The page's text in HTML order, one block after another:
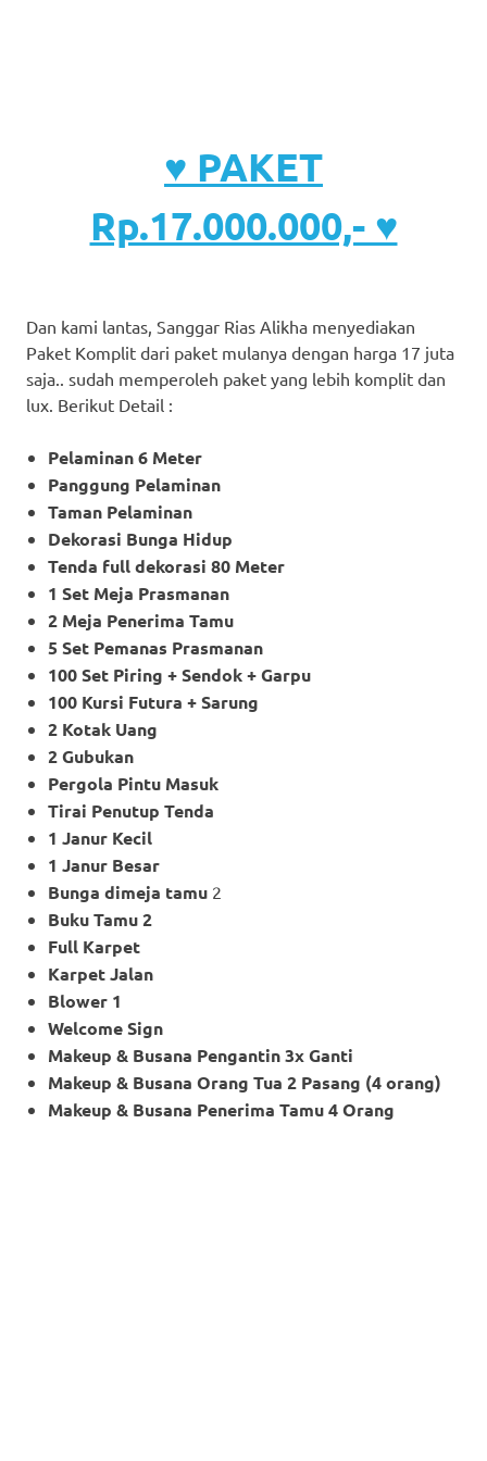
♥ PAKET
Rp.17.000.000,- ♥
Dan kami lantas, Sanggar Rias Alikha menyediakan
Paket Komplit dari paket mulanya dengan harga 17 juta
saja.. sudah memperoleh paket yang lebih komplit dan
lux. Berikut Detail :
Pelaminan 6 Meter
Panggung Pelaminan
Taman Pelaminan
Dekorasi Bunga Hidup
Tenda full dekorasi 80 Meter
1 Set Meja Prasmanan
2 Meja Penerima Tamu
5 Set Pemanas Prasmanan
100 Set Piring + Sendok + Garpu
100 Kursi Futura + Sarung
2 Kotak Uang
2 Gubukan
Pergola Pintu Masuk
Tirai Penutup Tenda
1 Janur Kecil
1 Janur Besar
Bunga dimeja tamu 2
Buku Tamu 2
Full Karpet
Karpet Jalan
Blower 1
Welcome Sign
Makeup & Busana Pengantin 3x Ganti
Makeup & Busana Orang Tua 2 Pasang (4 orang)
Makeup & Busana Penerima Tamu 4 Orang